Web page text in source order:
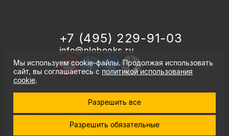
+7 (495) 229-91-03
info@nlobooks.ru
© Новое литературное обозрение. 2026
правила продажи товаров
политика использования cookie
Мы используем cookie-файлы. Продолжая использовать
сайт, вы соглашаетесь сполитикой использования
cookie.
Разрешить все
Разрешить обязательные